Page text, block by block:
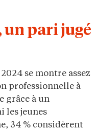
un pari jugé
se montre assez
professionnelle à
grâce à un
les jeunes
34 % considèrent